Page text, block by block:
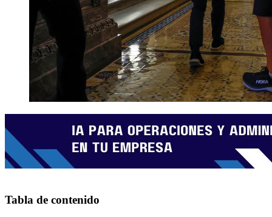
Tabla de contenido